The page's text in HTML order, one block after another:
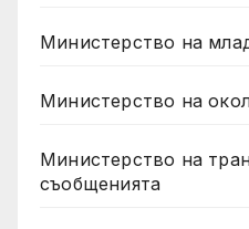
Министерство на
Министерство на
Министерство на
съобщенията